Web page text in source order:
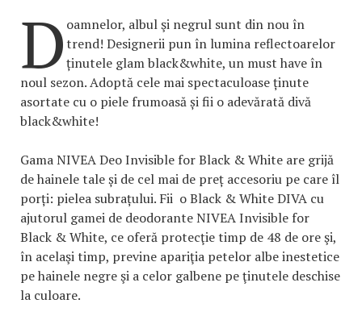
D oamnelor, albul şi negrul sunt din nou în
trend! Designerii pun în lumina reflectoarelor
ținutele glam black&white, un must have în
noul sezon. Adoptă cele mai spectaculoase ținute
asortate cu o piele frumoasă și fii o adevărată divă
black&white!
Gama NIVEA Deo Invisible for Black & White are grijă
de hainele tale și de cel mai de preț accesoriu pe care îl
porți: pielea subrațului. Fii o Black & White DIVA cu
ajutorul gamei de deodorante NIVEA Invisible for
Black & White, ce oferă protecţie timp de 48 de ore şi,
în acelaşi timp, previne apariţia petelor albe inestetice
pe hainele negre şi a celor galbene pe ţinutele deschise
la culoare.